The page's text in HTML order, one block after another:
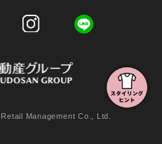
Management Co., Ltd.